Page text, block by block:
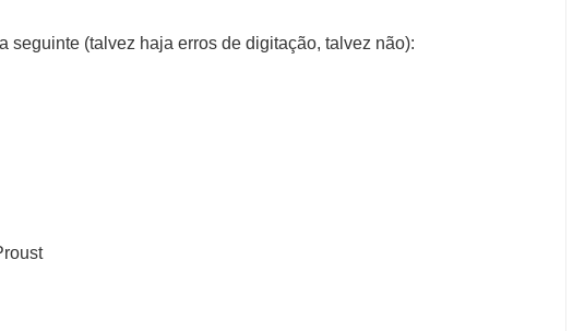
seguinte (talvez haja erros de digitação, talvez não):